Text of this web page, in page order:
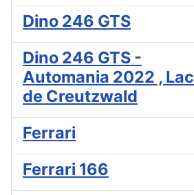
Dino 246 GTS
Dino 246 GTS -
Automania 2022 , Lac
de Creutzwald
Ferrari
Ferrari 166